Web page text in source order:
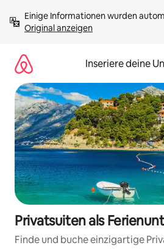
Inhalten
springenOriginal anzeigen
Inseriere deine
Privatsuiten als
Finde und buche einzigartige